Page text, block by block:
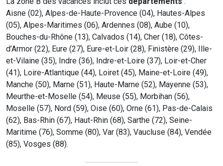
Aisne (02), Alpes-de-Haute-Provence (04), Hautes-Alpes
(05), Alpes-Maritimes (06), Ardennes (08), Aube (10),
Bouches-du-Rhône (13), Calvados (14), Cher (18), Côtes-
d’Armor (22), Eure (27), Eure-et-Loir (28), Finistère (29), Ille-
et-Vilaine (35), Indre (36), Indre-et-Loire (37), Loir-et-Cher
(41), Loire-Atlantique (44), Loiret (45), Maine-et-Loire (49),
Manche (50), Marne (51), Haute-Marne (52), Mayenne (53),
Meurthe-et-Moselle (54), Meuse (55), Morbihan (56),
Moselle (57), Nord (59), Oise (60), Orne (61), Pas-de-Calais
(62), Bas-Rhin (67), Haut-Rhin (68), Sarthe (72), Seine-
Maritime (76), Somme (80), Var (83), Vaucluse (84), Vendée
(85), Vosges (88).